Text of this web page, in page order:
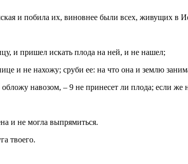
и побила их, виновнее были всех, живущих в
и пришел искать плода на ней, и не нашел;
и не нахожу; сруби ее: на что она и землю
навозом, – 9 не принесет ли плода; если
и не могла выпрямиться.
твоего.